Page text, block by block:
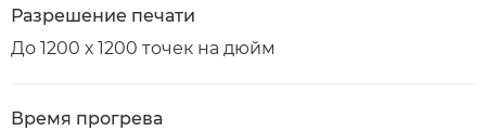
Разрешение печати
До 1200 х 1200 точек на дюйм
Время прогрева